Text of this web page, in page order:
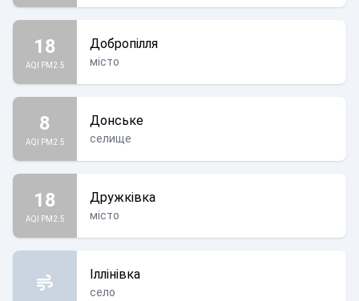
18
AQI PM2.5
Добропілля
місто
8
AQI PM2.5
Донське
селище
18
AQI PM2.5
Дружківка
місто
Іллінівка
село